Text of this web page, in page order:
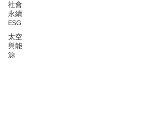
社會
永續
ESG
太空
與能
源